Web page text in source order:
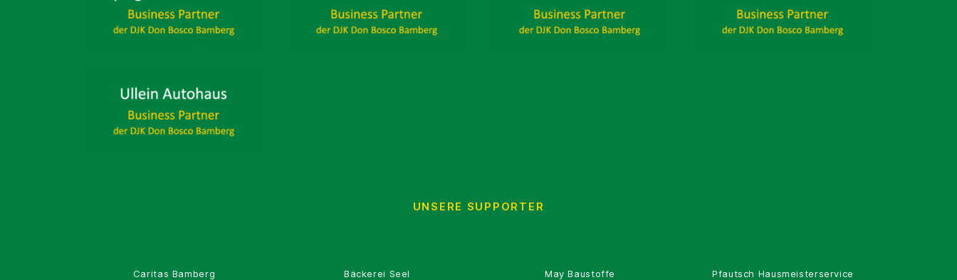
UNSERE SUPPORTER
Caritas Bamberg Bäckerei Seel May Baustoffe Pfautsch Hausmeisterservice